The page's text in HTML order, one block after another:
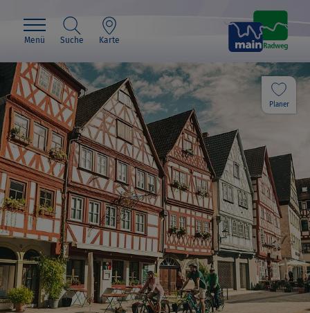
Menü Suche Karte
Planer